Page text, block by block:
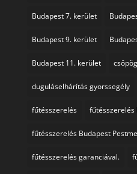
Budapest 7. kerület
Budapest 9. kerület
Budapest 11. kerület
duguláselhárítás gyorssegély
fűtésszerelés fűtésszerelés
fűtésszerelés Budapest
fűtésszerelés garanciával.